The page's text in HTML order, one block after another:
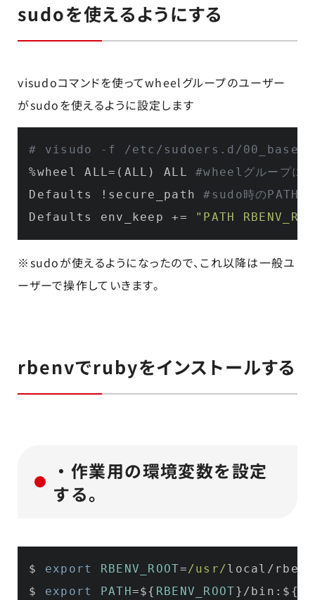
sudoを使えるようにする
visudoコマンドを使ってwheelグループのユーザー
がsudoを使えるように設定します
# visudo -f /etc/sudoers.d/00_base
%wheel ALL= ( ALL ) ALL #wheelグループに
Defaults
! secure_path #sudo時のPATH
Defaults env_keep += "PATH
※sudoが使えるようになったので、これ以降は一般ユ
ーザーで操作していきます。
rbenvでrubyをインストールする
・作業用の環境変数を設定
する。
$ export RBENV_ROOT=/usr/local/rbenv
$ export PATH =${ RBENV_ROOT}/ bin :${